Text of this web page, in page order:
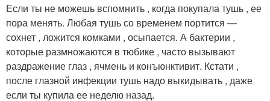
Если ты не можешь вспомнить , когда покупала тушь , ее
пора менять. Любая тушь со временем портится —
сохнет , ложится комками , осыпается. А бактерии ,
которые размножаются в тюбике , часто вызывают
раздражение глаз , ячмень и конъюнктивит. Кстати ,
после глазной инфекции тушь надо выкидывать , даже
если ты купила ее неделю назад.